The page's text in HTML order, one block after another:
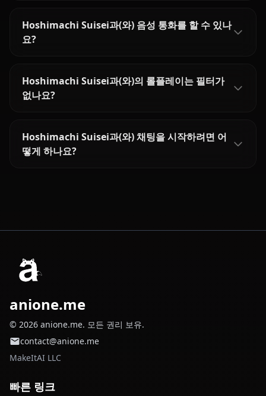
Hoshimachi Suisei과(와) 음성 통화를 할 수 있나
요?
Hoshimachi Suisei과(와)의 롤플레이는 필터가
없나요?
Hoshimachi Suisei과(와) 채팅을 시작하려면 어
떻게 하나요?
anione.me
© 2026 anione.me. 모든 권리 보유.
contact@anione.me
MakeItAI LLC
빠른 링크